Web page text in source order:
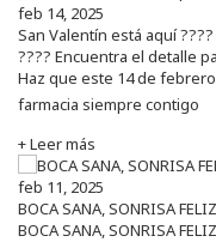
feb 14, 2025
San Valentín está aquí ????
???? Encuentra el detalle
Haz que este 14 de
farmacia siempre contigo
+ Leer más
feb 11, 2025
BOCA SANA, SONRISA
BOCA SANA, SONRISA